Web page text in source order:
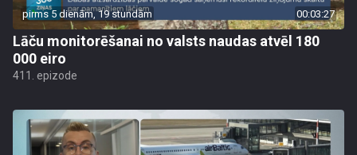
pirms 5 dienām, 19 stundām 00:03:27
Lāču monitorēšanai no valsts naudas atvēl 180
000 eiro
411. epizode